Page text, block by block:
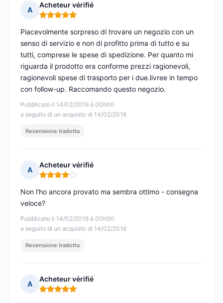
A
Acheteur vérifié
Nota: 5 su 5
Pubblicato il 14/02/2016 à 00h00
a seguito di un acquisto di 14/02/2016
Piacevolmente sorpreso di trovare un negozio con un
senso di servizio e non di profitto prima di tutto e su
tutti, comprese le spese di spedizione. Per quanto mi
riguarda il prodotto era conforme prezzi ragionevoli,
ragionevoli spese di trasporto per i due.livree in tempo
con follow-up. Raccomando questo negozio.
Recensione tradotta
A
Acheteur vérifié
Nota: 4 su 5
Pubblicato il 14/02/2016 à 00h00
a seguito di un acquisto di 14/02/2016
Non l'ho ancora provato ma sembra ottimo - consegna
veloce?
Recensione tradotta
A
Acheteur vérifié
Nota: 5 su 5